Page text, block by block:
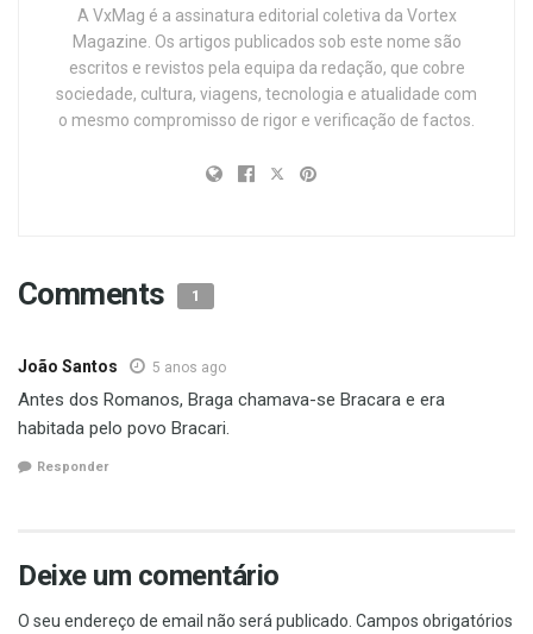
A VxMag é a assinatura editorial coletiva da Vortex
Magazine. Os artigos publicados sob este nome são
escritos e revistos pela equipa da redação, que cobre
sociedade, cultura, viagens, tecnologia e atualidade com
o mesmo compromisso de rigor e verificação de factos.
Comments 1
João Santos 5 anos ago
Antes dos Romanos, Braga chamava-se Bracara e era
habitada pelo povo Bracari.
Responder
Deixe um comentário
O seu endereço de email não será publicado. Campos obrigatórios